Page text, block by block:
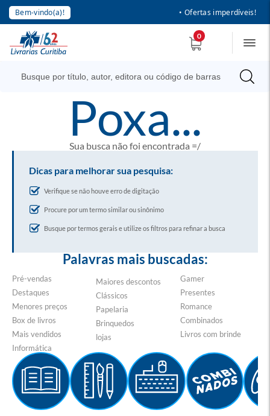
Bem-vindo(a)! • Ofertas imperdíveis!
0
poxa...
Sua busca não foi encontrada =/
Dicas para melhorar sua pesquisa:
Verifique se não houve erro de digitação
Procure por um termo similar ou sinônimo
Busque por termos gerais e utilize os filtros para refinar a busca
Palavras mais buscadas:
Pré-vendas
Destaques
Menores preços
Box de livros
Mais vendidos
Informática
Maiores descontos
Clássicos
Papelaria
Brinquedos
lojas
Gamer
Presentes
Romance
Combinados
Livros com brinde